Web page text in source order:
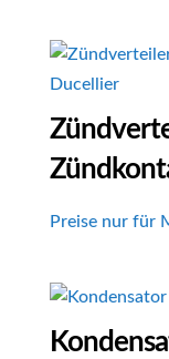
Preise nur für